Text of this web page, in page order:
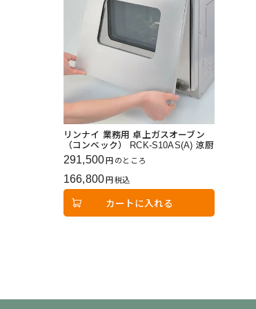
リンナイ 業務用 卓上ガスオーブン
（コンベック） RCK-S10AS(A) 涼厨
291,500 のところ
166,800 税込
カートに入れる